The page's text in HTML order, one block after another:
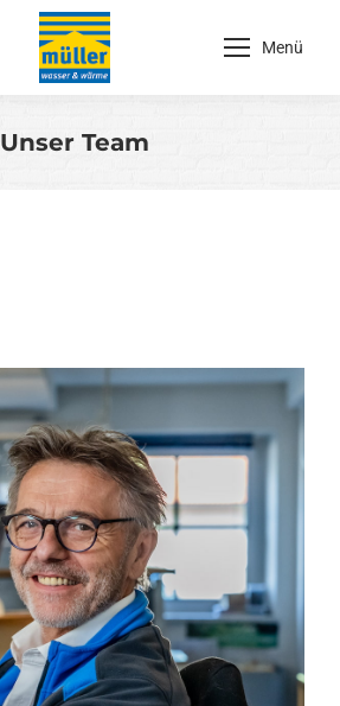
Menü
Unser Team